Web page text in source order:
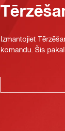
Izmantojiet
komandu. Šis